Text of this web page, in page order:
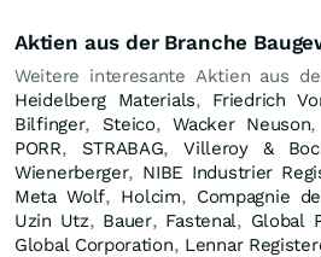
Aktien aus der Branche
Weitere interesante Aktien aus
Heidelberg Materials, Friedrich
Bilfinger, Steico,Wacker Neuson,
PORR, STRABAG,Villeroy &
Wienerberger, NIBE Industrier
Meta Wolf, Holcim, Compagnie
Uzin Utz, Bauer, Fastenal, Global
Global Corporation, Lennar